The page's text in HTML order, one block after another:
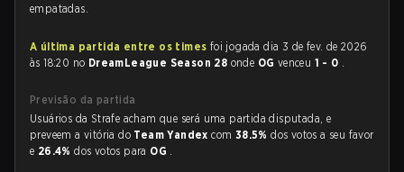
empatadas.
A última partida entre os times foi jogada dia 3 de fev. de 2026
às 18:20 no DreamLeague Season 28 onde OG venceu 1 - 0 .
Previsão da partida
Usuários da Strafe acham que será uma partida disputada, e
preveem a vitória do Team Yandexcom 38.5%dos votos a seu favor
e 26.4%dos votos para OG .